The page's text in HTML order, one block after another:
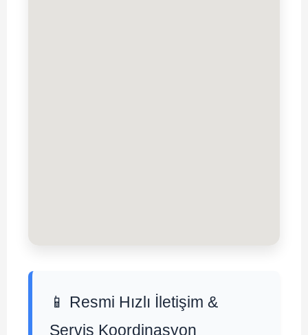
📱 Resmi Hızlı İletişim &
Servis Koordinasyon